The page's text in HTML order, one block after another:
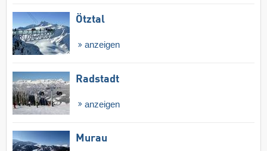
Ötztal
anzeigen
Radstadt
anzeigen
Murau